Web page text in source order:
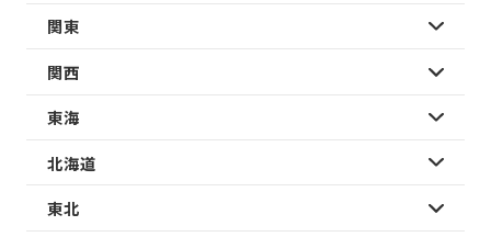
関東
関西
東海
北海道
東北